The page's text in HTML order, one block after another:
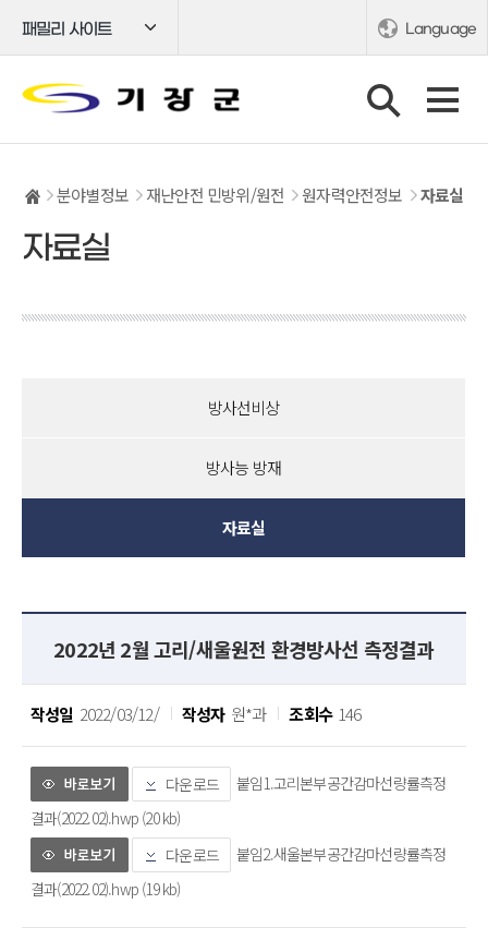
패밀리 사이트 Language
분야별정보 재난안전 민방위/원전 원자력안전정보 자료실
자료실
방사선비상
방사능 방재
자료실
2022년 2월 고리/새울원전 환경방사선 측정결과
작성일 2022/03/12/ 작성자 원*과 조회수 146
다운로드
붙임1.고리본부공간감마선량률측정
결과(2022.02).hwp (20 kb)
다운로드
붙임2.새울본부공간감마선량률측정
결과(2022.02).hwp (19 kb)